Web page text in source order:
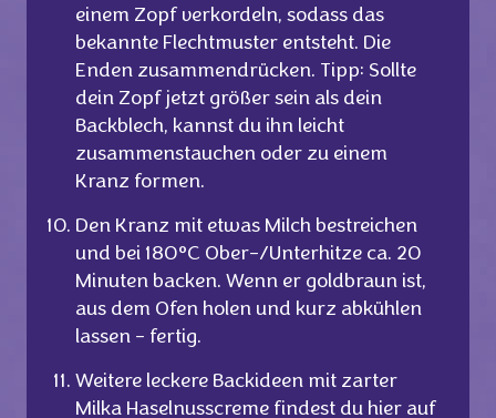
einem Zopf verkordeln, sodass das
bekannte Flechtmuster entsteht. Die
Enden zusammendrücken. Tipp: Sollte
dein Zopf jetzt größer sein als dein
Backblech, kannst du ihn leicht
zusammenstauchen oder zu einem
Kranz formen.
Den Kranz mit etwas Milch bestreichen
und bei 180°C Ober-/Unterhitze ca. 20
Minuten backen. Wenn er goldbraun ist,
aus dem Ofen holen und kurz abkühlen
lassen – fertig.
Weitere leckere Backideen mit zarter
Milka Haselnusscreme findest du hier auf